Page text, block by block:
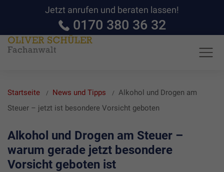
Jetzt anrufen und beraten lassen!
0170 380 36 32
Startseite News und Tipps
Alkohol und Drogen am
Steuer – jetzt ist besondere Vorsicht geboten
Alkohol und Drogen am Steuer –
warum gerade jetzt besondere
Vorsicht geboten ist